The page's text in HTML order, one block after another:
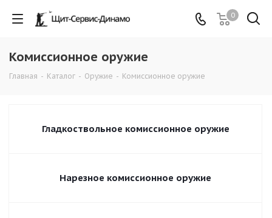
0
Комиссионное оружие
Главная - Каталог - Оружие - Комиссионное оружие
Гладкоствольное комиссионное оружие
Нарезное комиссионное оружие